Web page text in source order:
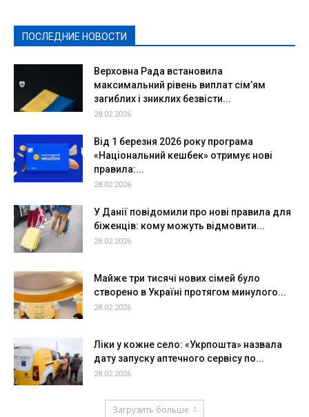
ПОСЛЕДНИЕ НОВОСТИ
Верховна Рада встановила
максимальний рівень виплат сім’ям
загиблих і зниклих безвісти...
28.02.2026
Від 1 березня 2026 року програма
«Національний кешбек» отримує нові
правила:...
28.02.2026
У Данії повідомили про нові правила для
біженців: кому можуть відмовити...
28.02.2026
Майже три тисячі нових сімей було
створено в Україні протягом минулого...
28.02.2026
Ліки у кожне село: «Укрпошта» назвала
дату запуску аптечного сервісу по...
28.02.2026
Загрузить больше